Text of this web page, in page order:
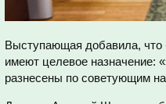
Выступающая добавила, что
имеют целевое назначение:
разнесены по советующим